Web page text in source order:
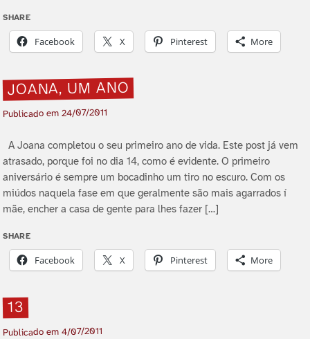
SHARE
Facebook X Pinterest More
JOANA, UM ANO
Publicado em24/07/2011
A Joana completou o seu primeiro ano de vida. Este post já vem
atrasado, porque foi no dia 14, como é evidente. O primeiro
aniversário é sempre um bocadinho um tiro no escuro. Com os
miúdos naquela fase em que geralmente são mais agarrados í
mãe, encher a casa de gente para lhes fazer […]
SHARE
Facebook X Pinterest More
13
Publicado em4/07/2011